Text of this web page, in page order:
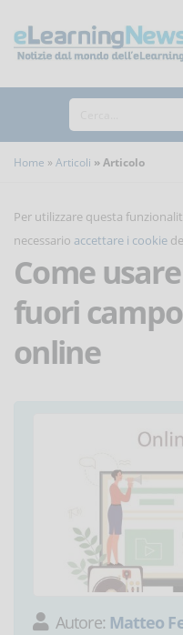
Home Articoli Articolo
Per utilizzare questa
necessario accettare i cookie
Come
fuori
online
Autore: Matteo